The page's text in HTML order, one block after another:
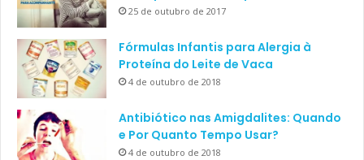
25 de outubro de 2017
Fórmulas Infantis para Alergia à
Proteína do Leite de Vaca
4 de outubro de 2018
Antibiótico nas Amigdalites: Quando
e Por Quanto Tempo Usar?
4 de outubro de 2018